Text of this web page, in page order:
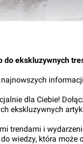
do ekskluzywnych
dla Ciebie!
ekskluzywnych
trendami i
wiedzy, która